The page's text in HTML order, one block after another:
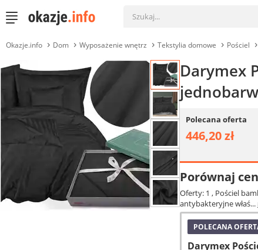
Okazje.info Dom Wyposażenie wnętrz Tekstylia domowe Pościel
Darymex
Polecana oferta
446,20 zł
Porównaj
Oferty: 1 , Pościel
antybakteryjne właś...
POLECANA
Darymex